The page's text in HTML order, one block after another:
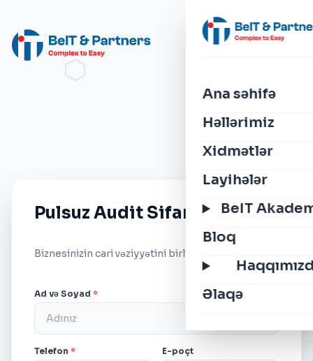
Ana səhifə
Həllərimiz
Xidmətlər
Layihələr
BeIT
Bloq
Əlaqə
Pulsuz Audit Sifariş Et
Biznesinizin cari vəziyyətini birlikdə təhlil edək.
Ad və Soyad *
Telefon * E-poçt